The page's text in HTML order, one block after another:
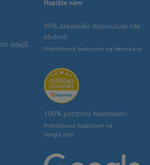
údajů
Napište nám
99% zákazníků doporučuje náš
obchod.
Prohlédnout hodnocení na Heureka.cz
100% pozitivní hodnocení.
Prohlédnout hodnocení na
Google.com